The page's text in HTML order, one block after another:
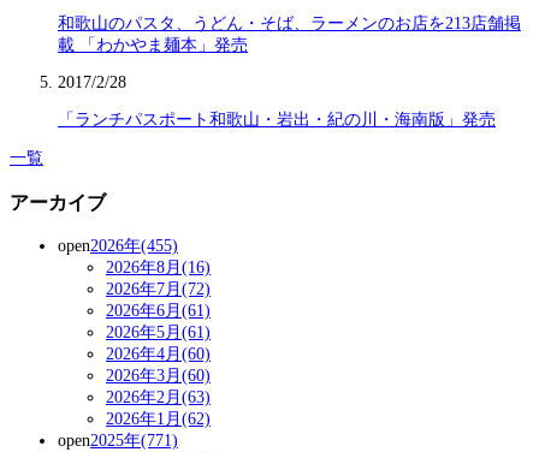
和歌山のパスタ、うどん・そば、ラーメンのお店を213店舗掲
載 「わかやま麺本」発売
2017/2/28
「ランチパスポート和歌山・岩出・紀の川・海南版」発売
一覧
アーカイブ
open2026年(455)
2026年8月(16)
2026年7月(72)
2026年6月(61)
2026年5月(61)
2026年4月(60)
2026年3月(60)
2026年2月(63)
2026年1月(62)
open2025年(771)